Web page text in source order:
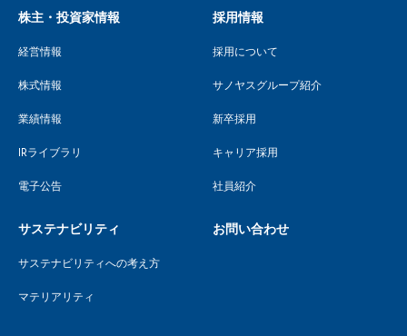
株主・投資家情報
経営情報
株式情報
業績情報
IRライブラリ
電子公告
サステナビリティ
サステナビリティへの考え方
マテリアリティ
採用情報
採用について
サノヤスグループ紹介
新卒採用
キャリア採用
社員紹介
お問い合わせ